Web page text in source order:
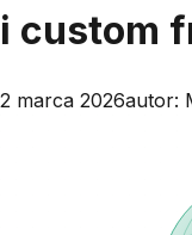
i custom
2 marca 2026autor: